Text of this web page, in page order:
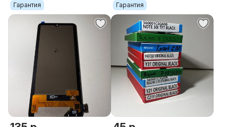
Гарантия Гарантия